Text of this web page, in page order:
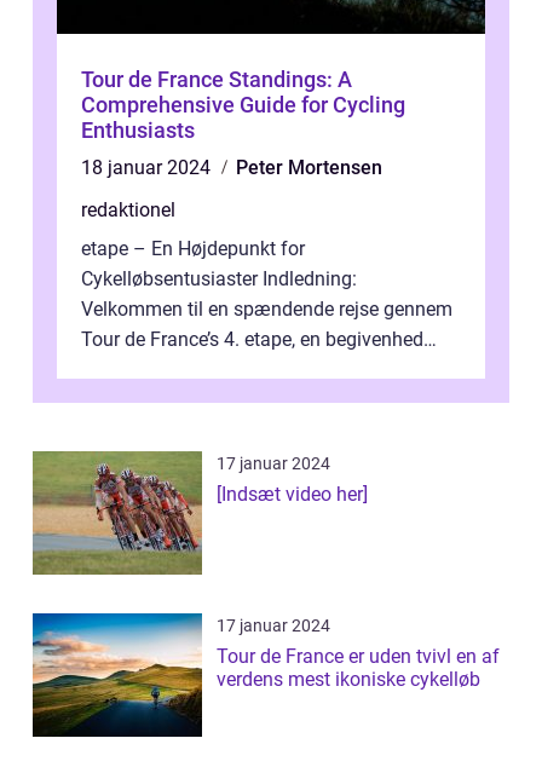
Tour de France Standings: A
Comprehensive Guide for Cycling
Enthusiasts
18 januar 2024
Peter Mortensen
redaktionel
etape – En Højdepunkt for
Cykelløbsentusiaster Indledning:
Velkommen til en spændende rejse gennem
Tour de France’s 4. etape, en begivenhed
enestående præs...
17 januar 2024
[Indsæt video her]
17 januar 2024
Tour de France er uden tvivl en af
verdens mest ikoniske cykelløb